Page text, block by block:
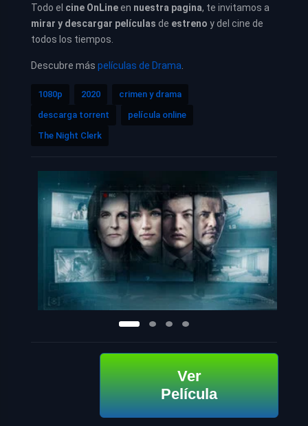
Todo el cine OnLineen nuestra pagina, te invitamos a
mirar y descargar películas de estreno y del cine de
todos los tiempos.
Descubre más películas de Drama
1080p 2020
crimen y drama
descarga torrent
película online
The Night Clerk
Ver
Película